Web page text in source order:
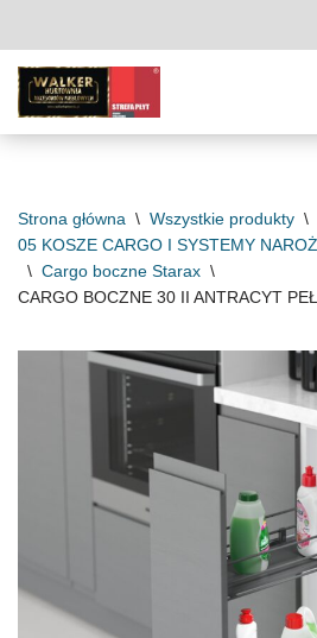
Przejdź
do
treści
Strona główna \ Wszystkie produkty \
05 KOSZE CARGO I SYSTEMY
\ Cargo boczne Starax \
CARGO BOCZNE 30 II ANTRACYT